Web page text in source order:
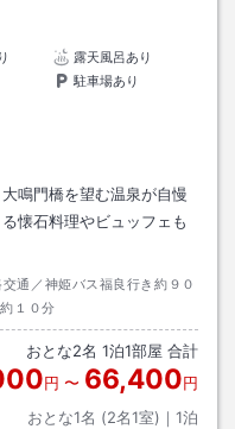
露天風呂あり
駐車場あり
鳴門橋を望む温泉が自慢
懐石料理やビュッフェも
通／神姫バス福良行き約９０
１０分
おとな2名 1泊1部屋 合計
円 〜 66,400円
おとな1名 (2名1室)｜ 1泊